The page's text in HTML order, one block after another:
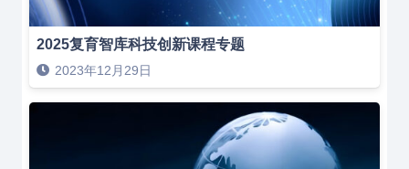
2025复育智库科技创新课程专题
2023年12月29日